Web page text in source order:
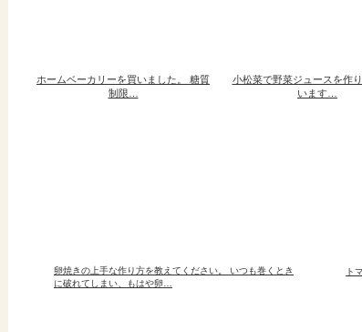
ホームベーカリーを買いました。 糖質
制限…
小松菜で野菜ジュースを作
います…
卵焼きの上手な作り方を教えてください。 いつも巻くとき
に破れてしまい、もはや卵…
ト